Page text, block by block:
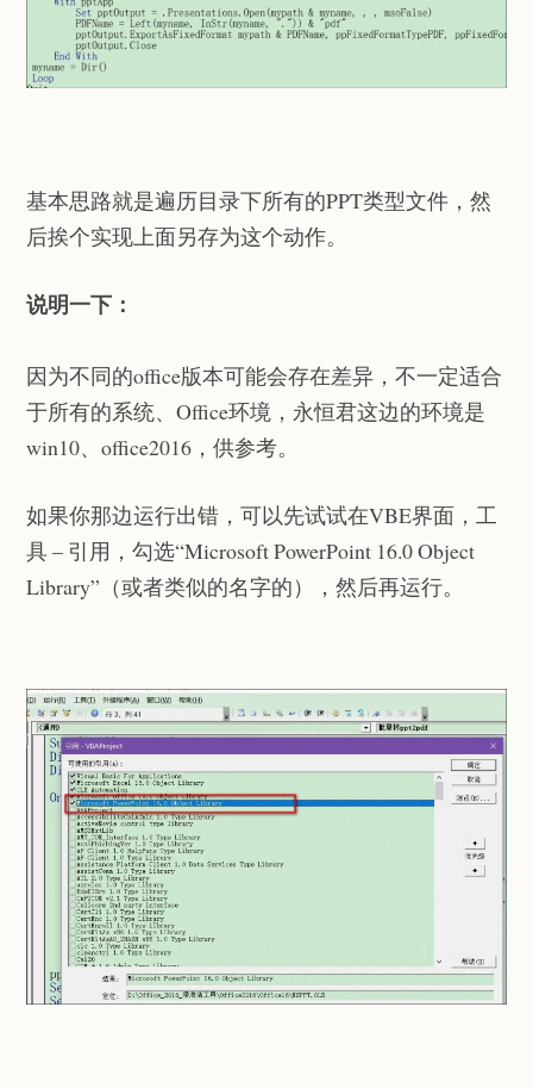
基本思路就是遍历目录下所有的PPT类型文件，然
后挨个实现上面另存为这个动作。
说明一下：
因为不同的office版本可能会存在差异，不一定适合
于所有的系统、Office环境，永恒君这边的环境是
win10、office2016，供参考。
如果你那边运行出错，可以先试试在VBE界面，工
具 – 引用，勾选“Microsoft PowerPoint 16.0 Object
Library”（或者类似的名字的），然后再运行。